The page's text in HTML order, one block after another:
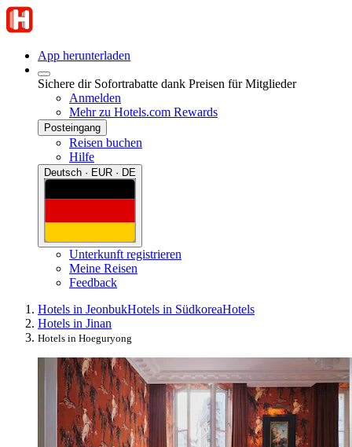
App herunterladen
Sichere dir Sofortrabatte dank Preisen für Mitglieder
Anmelden
Mehr zu Hotels.com Rewards
Posteingang
Reisen buchen
Hilfe
Deutsch · EUR · DE
Unterkunft registrieren
Meine Reisen
Feedback
Hotels in JeonbukHotels in SüdkoreaHotels
Hotels in Jinan
Hotels in Hoeguryong